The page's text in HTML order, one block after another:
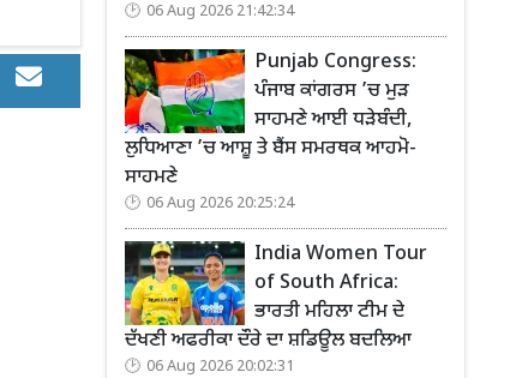
06 Aug 2026 21:42:34
Punjab Congress:
ਪੰਜਾਬ ਕਾਂਗਰਸ ’ਚ ਮੁੜ
ਸਾਹਮਣੇ ਆਈ ਧੜੇਬੰਦੀ,
ਲੁਧਿਆਣਾ ’ਚ ਆਸ਼ੂ ਤੇ ਬੈਂਸ ਸਮਰਥਕ ਆਹਮੋ-
ਸਾਹਮਣੇ
06 Aug 2026 20:25:24
India Women Tour
of South Africa:
ਭਾਰਤੀ ਮਹਿਲਾ ਟੀਮ ਦੇ
ਦੱਖਣੀ ਅਫਰੀਕਾ ਦੌਰੇ ਦਾ ਸ਼ਡਿਊਲ ਬਦਲਿਆ
06 Aug 2026 20:02:31